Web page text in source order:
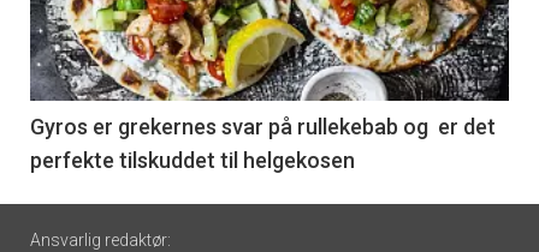
nå
-
6
Gyros er grekernes svar på rullekebab og er det
perfekte tilskuddet til helgekosen
Footer
Ansvarlig redaktør: